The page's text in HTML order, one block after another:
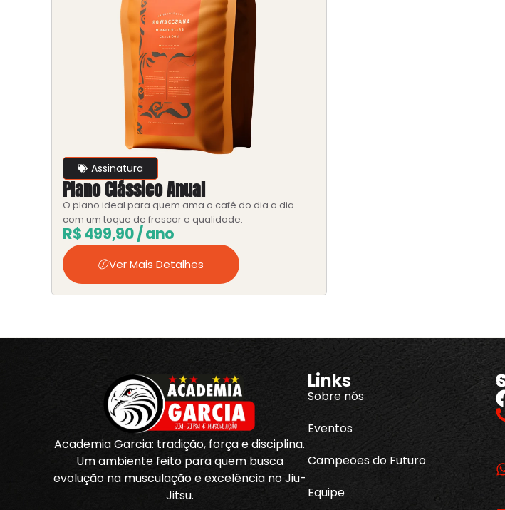
Assinatura
Plano Clássico Anual
O plano ideal para quem ama o café do dia a dia
com um toque de frescor e qualidade.
R$499,90/ ano
Ver Mais Detalhes
Academia Garcia: tradição, força e disciplina.
Um ambiente feito para quem busca
evolução na musculação e excelência no Jiu-
Jitsu.
Links
Sobre nós
Eventos
Campeões do Futuro
Equipe